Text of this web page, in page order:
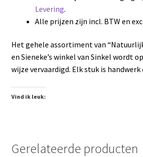
Levering.
Alle prijzen zijn incl. BTW en
Het gehele assortiment van
en Sieneke’s winkel van Sinkel wordt
wijze vervaardigd. Elk stuk is handwerk
Vind ik leuk:
Gerelateerde producten